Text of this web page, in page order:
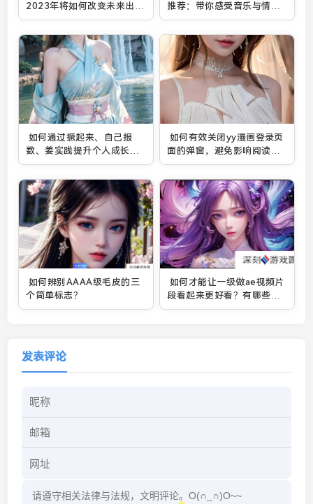
2023年将如何改变未来出行
模式？
推荐：带你感受音乐与情感
的交织
如何通过撅起来、自己报
数、姜实践提升个人成长能
力？
如何有效关闭yy漫画登录页
面的弹窗，避免影响阅读体
验？
如何辨别AAAA级毛皮的三
个简单标志？
如何才能让一级做ae视频片
段看起来更好看？有哪些实
用技巧？
发表评论